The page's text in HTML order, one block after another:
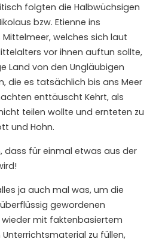
folgten die Halbwüchsigen
bzw. Etienne ins
welches sich laut
vor ihnen auftun sollte,
Land von den Ungläubigen
die es tatsächlich bis ans Meer
enttäuscht Kehrt, als
teilen wollte und ernteten zu
und Hohn.
dass für einmal etwas aus der
ja auch mal was, um die
gewordenen
mit faktenbasiertem
zu füllen,